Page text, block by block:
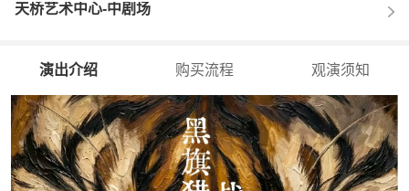
天桥艺术中心-中剧场
演出介绍 购买流程 观演须知